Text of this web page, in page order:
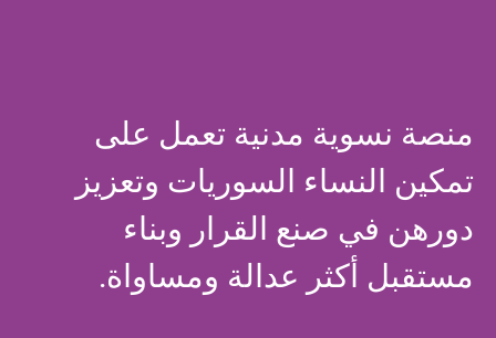
منصة نسوية مدنية تعمل على
تمكين النساء السوريات وتعزيز
دورهن في صنع القرار وبناء
مستقبل أكثر عدالة ومساواة.